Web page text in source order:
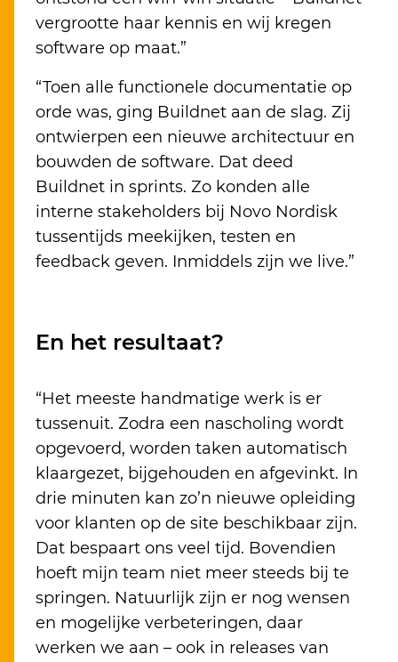
vergrootte haar kennis en wij kregen
software op maat.”
“Toen alle functionele documentatie op
orde was, ging Buildnet aan de slag. Zij
ontwierpen een nieuwe architectuur en
bouwden de software. Dat deed
Buildnet in sprints. Zo konden alle
interne stakeholders bij Novo Nordisk
tussentijds meekijken, testen en
feedback geven. Inmiddels zijn we live.”
En het resultaat?
“Het meeste handmatige werk is er
tussenuit. Zodra een nascholing wordt
opgevoerd, worden taken automatisch
klaargezet, bijgehouden en afgevinkt. In
drie minuten kan zo’n nieuwe opleiding
voor klanten op de site beschikbaar zijn.
Dat bespaart ons veel tijd. Bovendien
hoeft mijn team niet meer steeds bij te
springen. Natuurlijk zijn er nog wensen
en mogelijke verbeteringen, daar
werken we aan – ook in releases van